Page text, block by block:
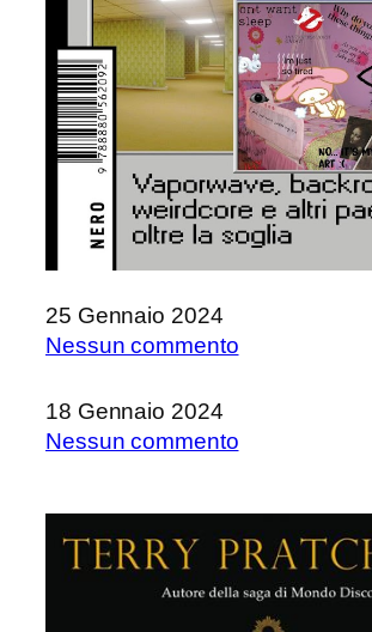
25 Gennaio 2024
Nessun commentosu
di
18 Gennaio 2024
Nessun commentosu
–
gennaio
2024